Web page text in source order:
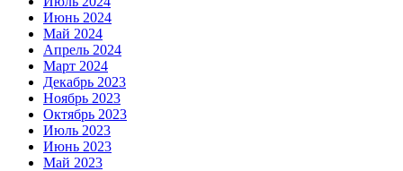
Июнь 2024
Май 2024
Апрель 2024
Март 2024
Декабрь 2023
Ноябрь 2023
Октябрь 2023
Июль 2023
Июнь 2023
Май 2023